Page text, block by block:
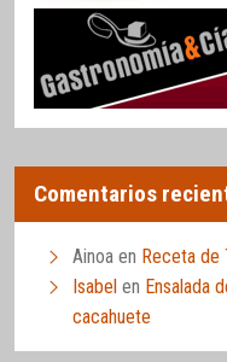
Comentarios
Ainoa en Receta de
Isabel en Ensalada
cacahuete